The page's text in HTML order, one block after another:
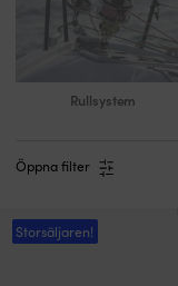
Rullsystem
Öppna filter
Storsäljaren!